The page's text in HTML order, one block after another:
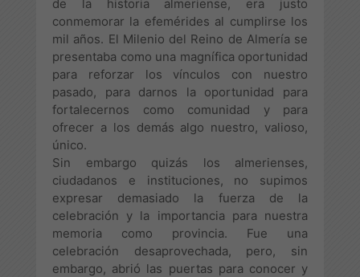
de la historia almeriense, era justo
conmemorar la efemérides al cumplirse los
mil años. El Milenio del Reino de Almería se
presentaba como una magnífica oportunidad
para reforzar los vínculos con nuestro
pasado, para darnos la oportunidad para
fortalecernos como comunidad y para
ofrecer a los demás algo nuestro, valioso,
único.
Sin embargo quizás los almerienses,
ciudadanos e instituciones, no supimos
expresar demasiado la fuerza de la
celebración y la importancia para nuestra
memoria como provincia. Fue una
celebración desaprovechada, pero, sin
embargo, abrió las puertas para conocer y